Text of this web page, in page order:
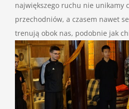
największego ruchu nie unikamy
przechodniów, a czasem nawet
trenują obok nas, podobnie jak